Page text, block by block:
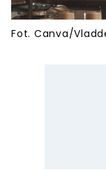
Fot. Canva/